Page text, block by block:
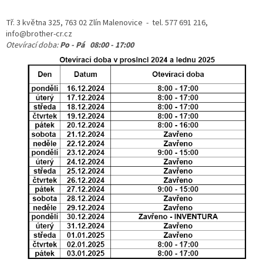
Tř. 3 května 325, 763 02 Zlín Malenovice - tel. 577 691 216,
info@brother-cr.cz
Otevírací doba: Po - Pá 08:00 - 17:00